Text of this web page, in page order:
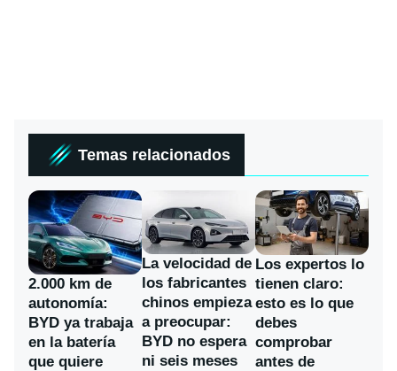
Temas relacionados
2.000 km de
autonomía:
BYD ya trabaja
en la batería
que quiere
La velocidad de
los fabricantes
chinos empieza
a preocupar:
BYD no espera
ni seis meses
Los expertos lo
tienen claro:
esto es lo que
debes
comprobar
antes de